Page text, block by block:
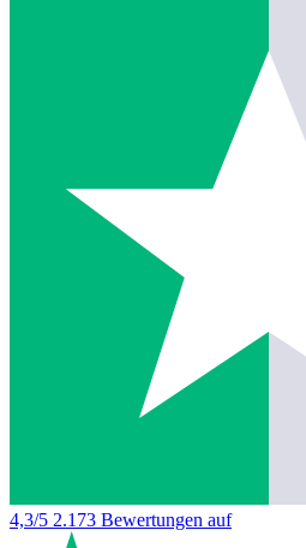
4,3/5 2.173 Bewertungen auf